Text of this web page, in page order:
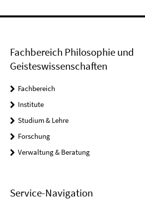
Fachbereich Philosophie und
Geisteswissenschaften
Fachbereich
Institute
Studium & Lehre
Forschung
Verwaltung & Beratung
Service-Navigation